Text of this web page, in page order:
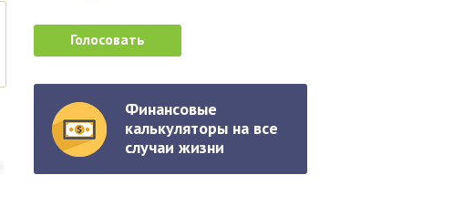
Финансовые
калькуляторы на все
случаи жизни